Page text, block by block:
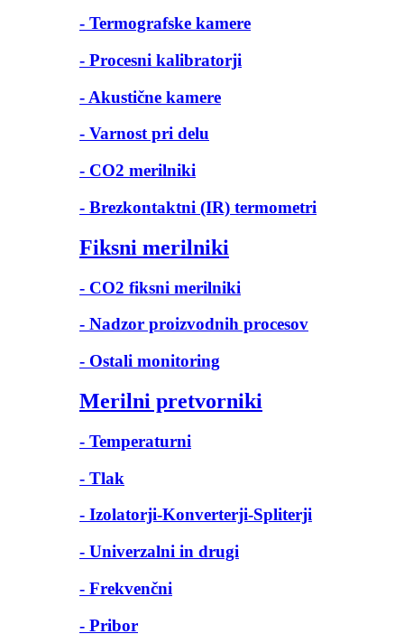
- Termografske kamere
- Procesni kalibratorji
- Akustične kamere
- Varnost pri delu
- CO2 merilniki
- Brezkontaktni (IR) termometri
Fiksni merilniki
- CO2 fiksni merilniki
- Nadzor proizvodnih procesov
- Ostali monitoring
Merilni pretvorniki
- Temperaturni
- Tlak
- Izolatorji-Konverterji-Spliterji
- Univerzalni in drugi
- Frekvenčni
- Pribor